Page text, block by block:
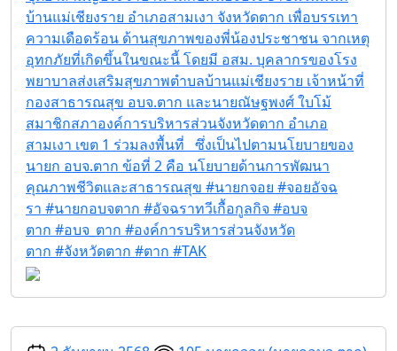
บ้านแม่เชียงราย อำเภอสามเงา จังหวัดตาก เพื่อบรรเทา
ความเดือดร้อน ด้านสุขภาพของพี่น้องประชาชน จากเหตุ
อุทกภัยที่เกิดขึ้นในขณะนี้ โดยมี อสม. บุคลากรของโรง
พยาบาลส่งเสริมสุขภาพตำบลบ้านแม่เชียงราย เจ้าหน้าที่
กองสาธารณสุข อบจ.ตาก และนายณัษฐพงศ์ ใบโม้
สมาชิกสภาองค์การบริหารส่วนจังหวัดตาก อำเภอ
สามเงา เขต 1 ร่วมลงพื้นที่ ซึ่งเป็นไปตามนโยบายของ
นายก อบจ.ตาก ข้อที่ 2 คือ นโยบายด้านการพัฒนา
คุณภาพชีวิตและสาธารณสุข #นายกจอย #จอยอัจฉ
รา #นายกอบจตาก #อัจฉราทวีเกื้อกูลกิจ #อบจ
ตาก #อบจ_ตาก #องค์การบริหารส่วนจังหวัด
ตาก #จังหวัดตาก #ตาก #TAK